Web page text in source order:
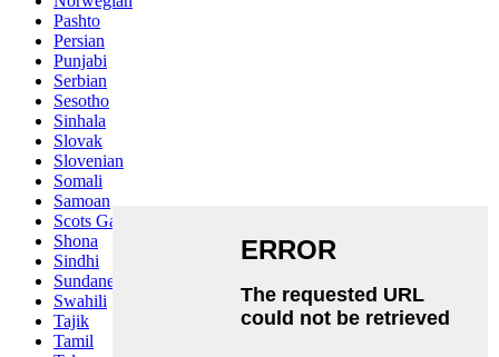
Pashto
Persian
Punjabi
Serbian
Sesotho
Sinhala
Slovak
Slovenian
Somali
Samoan
Scots Gaelic
Shona
Sindhi
Sundanese
Swahili
Tajik
Tamil